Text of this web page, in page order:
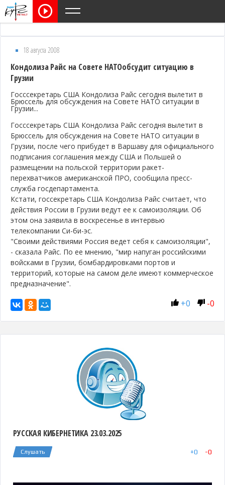
18 августа 2008
Кондолиза Райс на Совете НАТОобсудит ситуацию в
Грузии
Госссекретарь США Кондолиза Райс сегодня вылетит в
Брюссель для обсуждения на Совете НАТО ситуации в
Грузии...
Госссекретарь США Кондолиза Райс сегодня вылетит в
Брюссель для обсуждения на Совете НАТО ситуации в
Грузии, после чего прибудет в Варшаву для официального
подписания соглашения между США и Польшей о
размещении на польской территории ракет-
перехватчиков американской ПРО, сообщила пресс-
служба госдепартамента.
Кстати, госсекретарь США Кондолиза Райс считает, что
действия России в Грузии ведут ее к самоизоляции. Об
этом она заявила в воскресенье в интервью
телекомпании Си-би-эс.
"Своими действиями Россия ведет себя к самоизоляции",
- сказала Райс. По ее мнению, "мир напуган российскими
войсками в Грузии, бомбардировками портов и
территорий, которые на самом деле имеют коммерческое
предназначение".
+0 -0
РУССКАЯ КИБЕРНЕТИКА 23.03.2025
Слушать +0 -0